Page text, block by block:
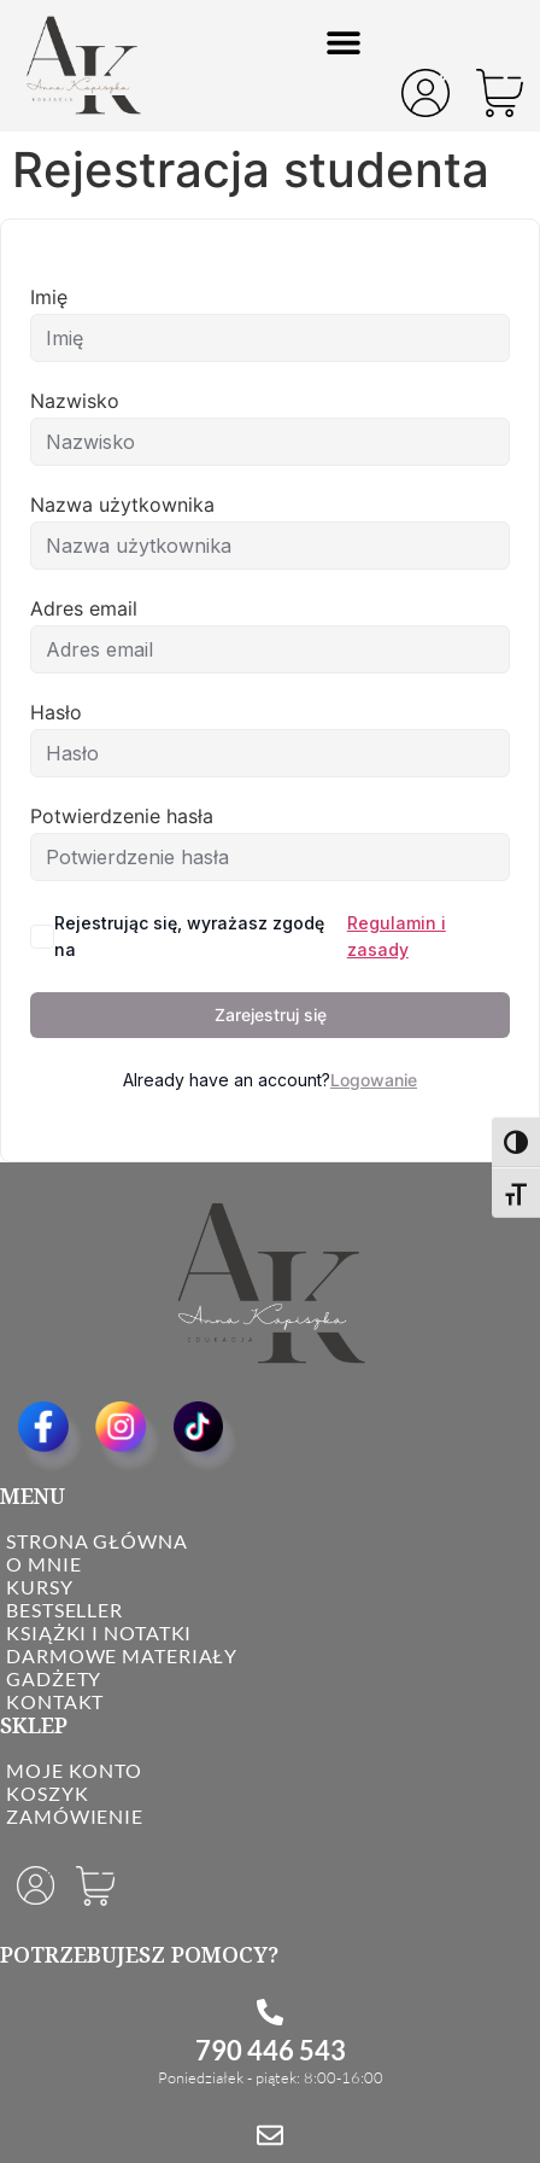
Rejestracja studenta
Imię
Nazwisko
Nazwa użytkownika
Adres email
Hasło
Potwierdzenie hasła
Rejestrując się, wyrażasz zgodę
na
Regulamin i
zasady
Zarejestruj się
Already have an account?Logowanie
MENU
STRONA GŁÓWNA
O MNIE
KURSY
BESTSELLER
KSIĄŻKI I NOTATKI
DARMOWE MATERIAŁY
GADŻETY
KONTAKT
SKLEP
MOJE KONTO
KOSZYK
ZAMÓWIENIE
POTRZEBUJESZ POMOCY?
790 446 543
Poniedziałek - piątek: 8:00-16:00